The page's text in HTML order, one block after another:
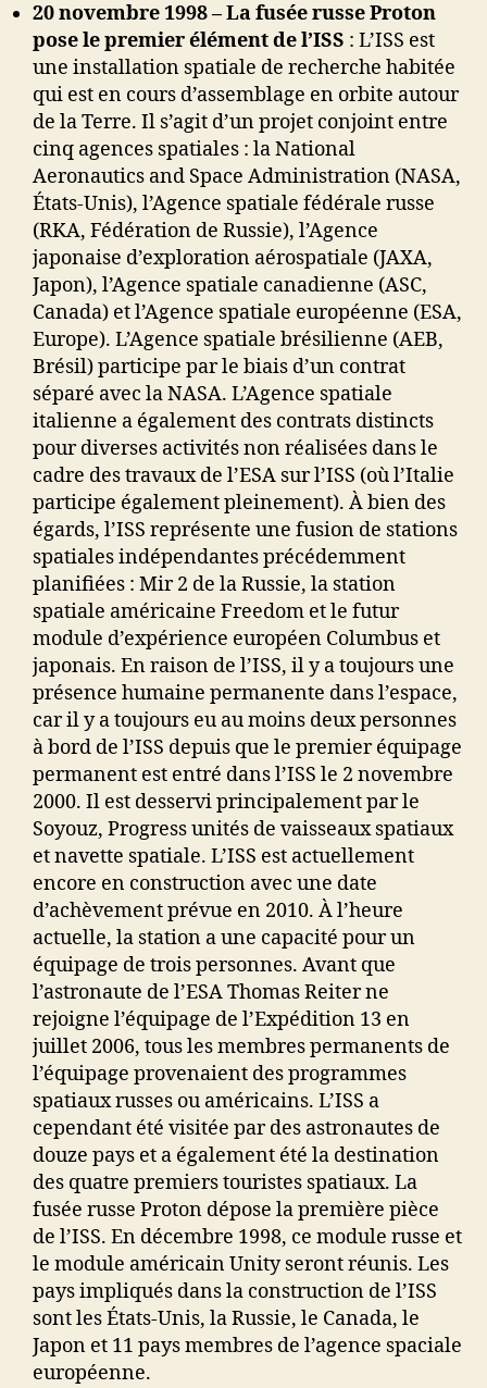
20 novembre 1998 – La fusée russe Proton
pose le premier élément de l’ISS : L’ISS est
une installation spatiale de recherche habitée
qui est en cours d’assemblage en orbite autour
de la Terre. Il s’agit d’un projet conjoint entre
cinq agences spatiales : la National
Aeronautics and Space Administration (NASA,
États-Unis), l’Agence spatiale fédérale russe
(RKA, Fédération de Russie), l’Agence
japonaise d’exploration aérospatiale (JAXA,
Japon), l’Agence spatiale canadienne (ASC,
Canada) et l’Agence spatiale européenne (ESA,
Europe). L’Agence spatiale brésilienne (AEB,
Brésil) participe par le biais d’un contrat
séparé avec la NASA. L’Agence spatiale
italienne a également des contrats distincts
pour diverses activités non réalisées dans le
cadre des travaux de l’ESA sur l’ISS (où l’Italie
participe également pleinement). À bien des
égards, l’ISS représente une fusion de stations
spatiales indépendantes précédemment
planifiées : Mir 2 de la Russie, la station
spatiale américaine Freedom et le futur
module d’expérience européen Columbus et
japonais. En raison de l’ISS, il y a toujours une
présence humaine permanente dans l’espace,
car il y a toujours eu au moins deux personnes
à bord de l’ISS depuis que le premier équipage
permanent est entré dans l’ISS le 2 novembre
2000. Il est desservi principalement par le
Soyouz, Progress unités de vaisseaux spatiaux
et navette spatiale. L’ISS est actuellement
encore en construction avec une date
d’achèvement prévue en 2010. À l’heure
actuelle, la station a une capacité pour un
équipage de trois personnes. Avant que
l’astronaute de l’ESA Thomas Reiter ne
rejoigne l’équipage de l’Expédition 13 en
juillet 2006, tous les membres permanents de
l’équipage provenaient des programmes
spatiaux russes ou américains. L’ISS a
cependant été visitée par des astronautes de
douze pays et a également été la destination
des quatre premiers touristes spatiaux. La
fusée russe Proton dépose la première pièce
de l’ISS. En décembre 1998, ce module russe et
le module américain Unity seront réunis. Les
pays impliqués dans la construction de l’ISS
sont les États-Unis, la Russie, le Canada, le
Japon et 11 pays membres de l’agence spaciale
européenne.